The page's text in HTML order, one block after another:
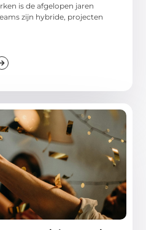
is de afgelopen jaren
zijn hybride, projecten